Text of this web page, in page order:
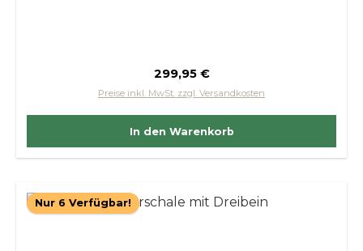
Regulärer Preis:
299,95 €
Preise inkl. MwSt. zzgl. Versandkosten
In den Warenkorb
Nur 6 Verfügbar!